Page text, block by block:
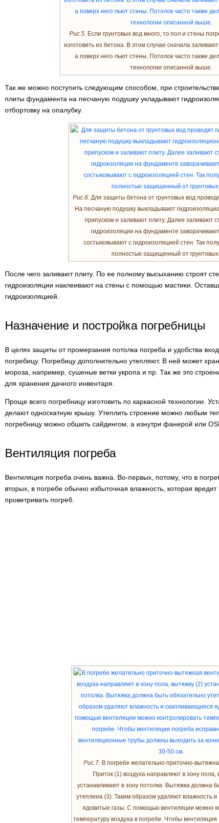
Рис.5. Если грунтовых вод много, то пол и стены
изготовить из бетона. В этом случае сначала
а поверх него льют стены. Потолок часто также
технологии описанной выше.
Так же можно поступить следующим способом, при
плиты фундамента на песчаную подушку укладывают
отбортовку на опалубку.
Рис.6. Для защиты бетона от грунтовых вод
На песчаную подушку выкладывают
припуском и заливают плиту. Далее заливают
гидроизоляции на фундаменте
состыковывают с гидроизоляцией стен. Так
полностью защищенный от грунтовых
После чего заливают плиту. По ее полному высыханию строят
гидроизоляции наклеивают на стены с помощью мастики.
гидроизоляцией.
Назначение и постройка погребницы
В целях защиты от промерзания потолка погреба и удобства
погребицу. Погребицу дополнительно утепляют. В ней может
мороза, например, сушеные ветки укропа и пр. Так же это
для хранения дачного инвентаря.
Проще всего погребницу изготовить по каркасной технологии.
делают односкатную крышу. Утеплить строение можно любым
погребницу можно обшить сайдингом, а изнутри фанерой или
Вентиляция погреба
Вентиляция погреба очень важна. Во-первых, потому, что в
вторых, в погребе обычно избыточная влажность, которая
проветривать погреб.
Рис.7. В погребе желательно приточно-
Приток (1) воздуха направляют в зону пола,
устанавливают в зону потолка. Вытяжка должна
утеплена (3). Таким образом удаляют влажность
ядовитые газы. С помощью вентиляции можно
температуру воздуха в погребе. Чтобы вентиляция